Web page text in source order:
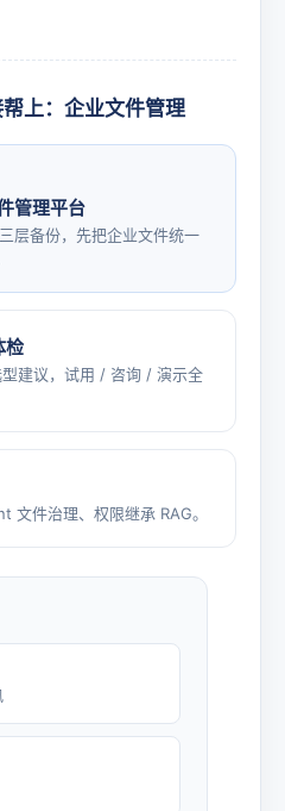
上：企业文件管理
管理平台
层备份，先把企业文件统一
检
建议，试用 / 咨询 / 演示全
文件治理、权限继承 RAG。